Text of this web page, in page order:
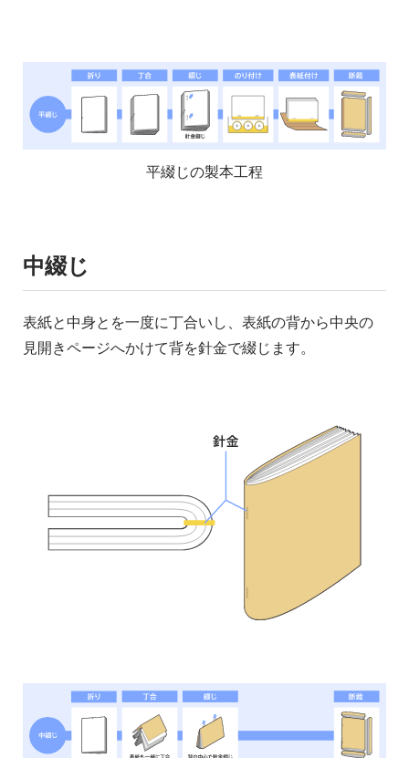
平綴じの製本工程
中綴じ
表紙と中身とを一度に丁合いし、表紙の背から中央の
見開きページへかけて背を針金で綴じます。